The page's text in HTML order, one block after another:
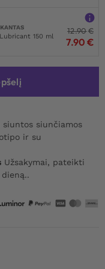
150 ml
12.90€
7.90 €
siuntos siunčiamos
ir su
Užsakymai, pateikti